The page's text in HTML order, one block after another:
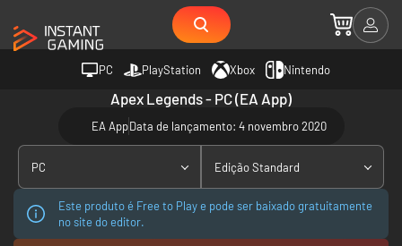
PC PlayStation Xbox Nintendo
Apex Legends - PC (EA App)
EA AppData de lançamento: 4 novembro 2020
PC Edição Standard
Este produto é Free to Play e pode ser baixado gratuitamente
no site do editor.